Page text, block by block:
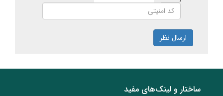
ارسال نظر
ساختار‌‌ و‌‌ لینک‌های مفید